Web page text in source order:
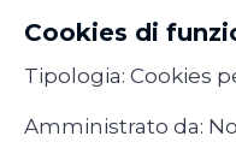
Cookies di
Tipologia: Cookies
Amministrato da: